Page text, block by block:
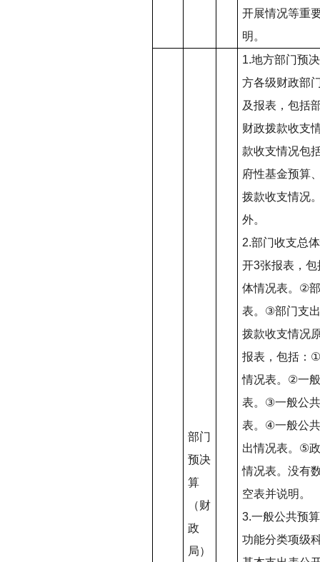
开展情况等重
明。
部门
预决
算
（财
政
局）
1.地方部门预
方各级财政部
及报表，包括
财政拨款收支
款收支情况包
府性基金预算
拨款收支情况
外。
2.部门收支总
开3张报表，包
体情况表。 ②
表。 ③部门支
拨款收支情况
报表，包括： ①
情况表。 ②一
表。 ③一般公
表。 ④一般公
出情况表。 ⑤
情况表。没有
空表并说明。
3.一般公共预
功能分类项级